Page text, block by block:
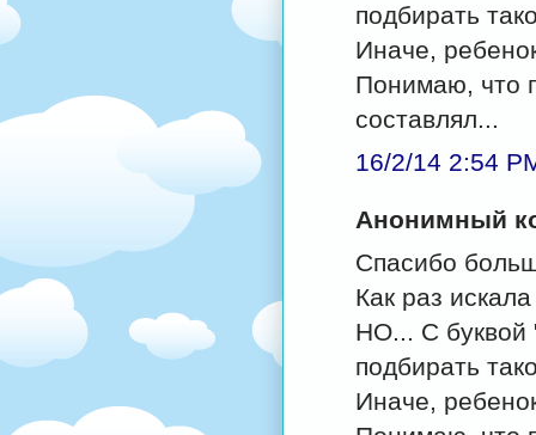
подбирать
Иначе,
Понимаю, что
составлял...
16/2/14 2:54
Анонимный
Спасибо
Как раз
НО... С буквой
подбирать
Иначе,